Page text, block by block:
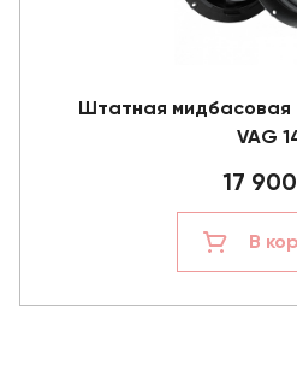
Штатная мидбасовая
VAG
17
В